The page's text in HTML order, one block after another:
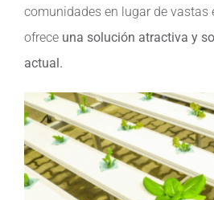
comunidades en lugar de vastas
ofrece una solución atractiva y
actual.